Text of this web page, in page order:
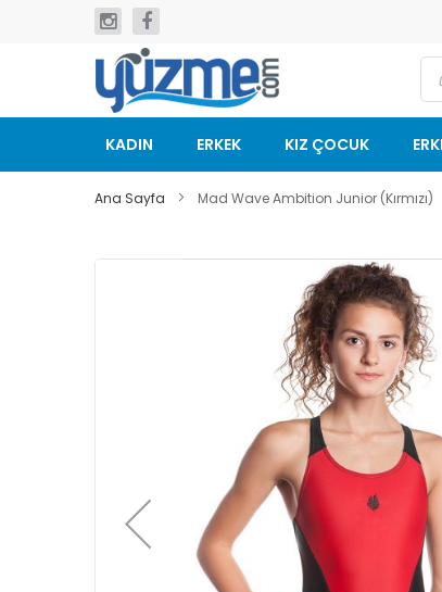
geç
KADIN ERKEK KIZ ÇOCUK
Ana Sayfa Mad Wave Ambition Junior (Kırmızı)